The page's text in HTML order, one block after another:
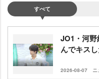
すべて
JO1・河
んでキスし
2026-08-07 ニ